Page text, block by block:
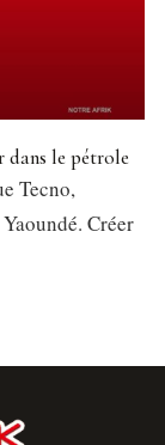
dans le pétrole
Tecno,
Créer